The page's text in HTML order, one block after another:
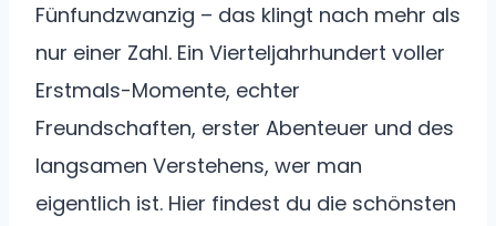
Fünfundzwanzig – das klingt nach mehr als
nur einer Zahl. Ein Vierteljahrhundert voller
Erstmals-Momente, echter
Freundschaften, erster Abenteuer und des
langsamen Verstehens, wer man
eigentlich ist. Hier findest du die schönsten